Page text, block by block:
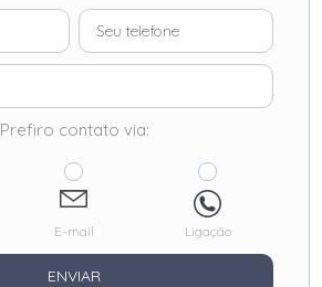
Prefiro contato via:
E-mail Ligação
ENVIAR